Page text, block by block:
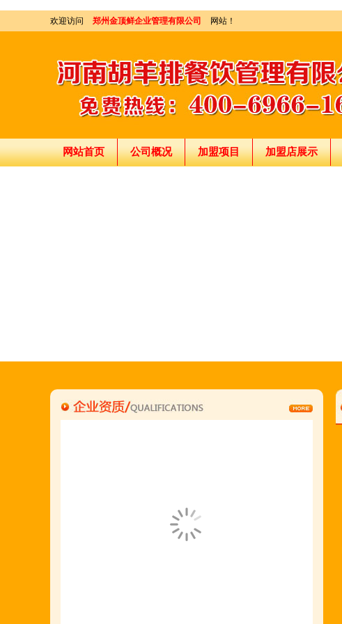
欢迎访问 郑州金顶鲜企业管理有限公司 网站！
网站首页 公司概况 加盟项目 加盟店展示
隶属于金顶鲜企业集团下属
胡羊排餐饮管理有限公司所持有.
国家注册商标,
有13年正规连锁加盟经验,